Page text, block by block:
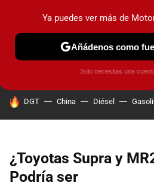
PRUEBAS COCHES ELÉCTRICOS
HOY SE HABLA DE
DGT China Diésel
¿Toyotas Supra y
Podría ser
Ya puedes ver más de
Añádenos como
Solo necesitas una